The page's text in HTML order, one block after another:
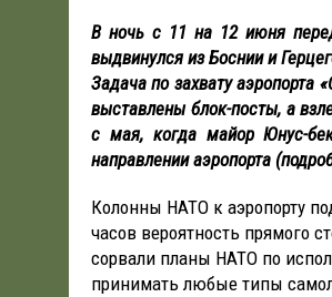
В ночь с 11 на 12 июня
выдвинулся из Боснии и
Задача по захвату аэропорта
выставлены блок-посты, а
с мая, когда майор Юнус-
направлении аэропорта
Колонны НАТО к аэропорту
часов вероятность прямого
сорвали планы НАТО по
принимать любые типы